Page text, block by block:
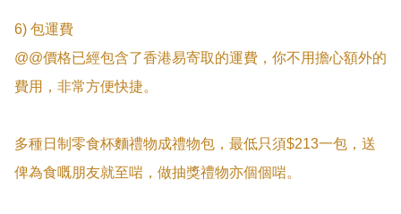
6) 包運費
@@價格已經包含了香港易寄取的運費，你不用擔心額外的
費用，非常方便快捷。
多種日制零食杯麵禮物成禮物包，最低只須$213一包，送
俾為食嘅朋友就至啱，做抽獎禮物亦個個啱。